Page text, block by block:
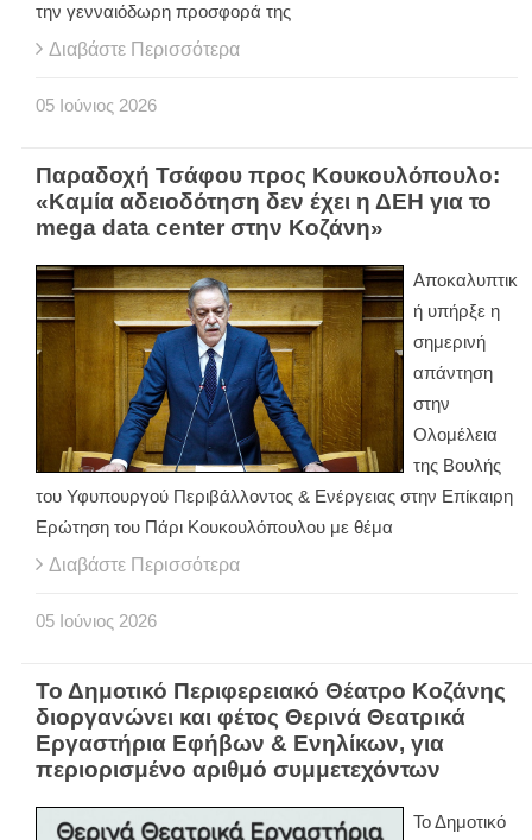
την γενναιόδωρη προσφορά της
Διαβάστε Περισσότερα
05 Ιούνιος 2026
Παραδοχή Τσάφου προς Κουκουλόπουλο:
«Καμία αδειοδότηση δεν έχει η ΔΕΗ για το
mega data center στην Κοζάνη»
Αποκαλυπτικ
ή υπήρξε η
σημερινή
απάντηση
στην
Ολομέλεια
της Βουλής
του Υφυπουργού Περιβάλλοντος & Ενέργειας στην Επίκαιρη
Ερώτηση του Πάρι Κουκουλόπουλου με θέμα
Διαβάστε Περισσότερα
05 Ιούνιος 2026
Το Δημοτικό Περιφερειακό Θέατρο Κοζάνης
διοργανώνει και φέτος Θερινά Θεατρικά
Εργαστήρια Εφήβων & Ενηλίκων, για
περιορισμένο αριθμό συμμετεχόντων
Το Δημοτικό